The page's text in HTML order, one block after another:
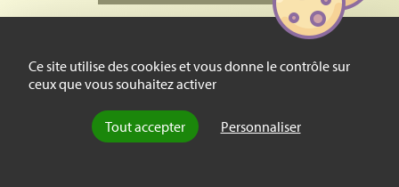
Ce site utilise des cookies et vous donne le contrôle sur
ceux que vous souhaitez activer
Tout accepter Personnaliser
Le je et le moi
Face au risque de perdre l’homme à
cause du moi, Pierre Guenancia